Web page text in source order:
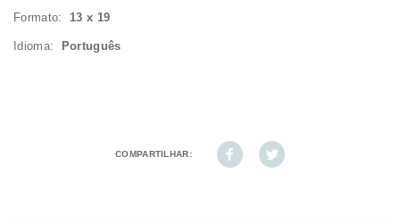
Formato: 13 x 19
Idioma: Português
COMPARTILHAR: